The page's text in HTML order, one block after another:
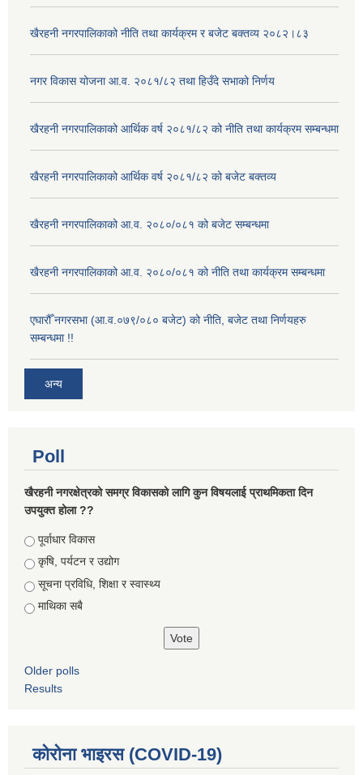
खैरहनी नगरपालिकाको नीति तथा कार्यक्रम र बजेट बक्तव्य २०८२।८३
नगर विकास योजना आ.व. २०८१/८२ तथा हिउँदे सभाको निर्णय
खैरहनी नगरपालिकाको आर्थिक वर्ष २०८१/८२ को नीति तथा कार्यक्रम सम्बन्धमा
खैरहनी नगरपालिकाको आर्थिक वर्ष २०८१/८२ को बजेट बक्तव्य
खैरहनी नगरपालिकाको आ.व. २०८०/०८१ को बजेट सम्बन्धमा
खैरहनी नगरपालिकाको आ.व. २०८०/०८१ को नीति तथा कार्यक्रम सम्बन्धमा
एघारौँ नगरसभा (आ.व.०७९/०८० बजेट) को नीति, बजेट तथा निर्णयहरु
सम्बन्धमा !!
अन्य
Poll
खैरहनी नगरक्षेत्रको समग्र विकासको लागि कुन विषयलाई प्राथमिकता दिन
उपयुक्त होला ??
Choices
पूर्वाधार विकास
कृषि, पर्यटन र उद्योग
सूचना प्रविधि, शिक्षा र स्वास्थ्य
माथिका सबै
Older polls
Results
कोरोना भाइरस (COVID-19)